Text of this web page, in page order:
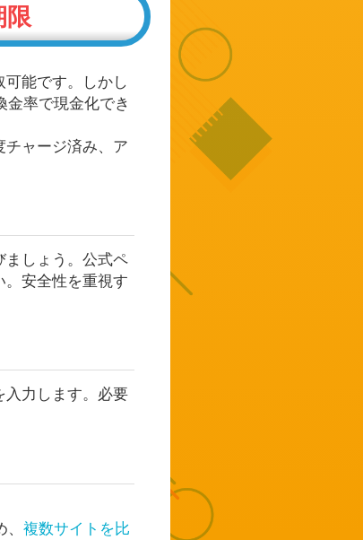
限
能です。しかし
金率で現金化でき
ャージ済み、ア
しょう。公式ペ
。安全性を重視す
力します。必要
、複数サイトを比